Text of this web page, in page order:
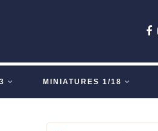
MINIATURES 1/18